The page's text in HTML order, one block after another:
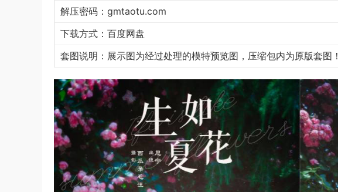
解压密码：gmtaotu.com
下载方式：百度网盘
套图说明：展示图为经过处理的模特预览图，压缩包内为原版套图！